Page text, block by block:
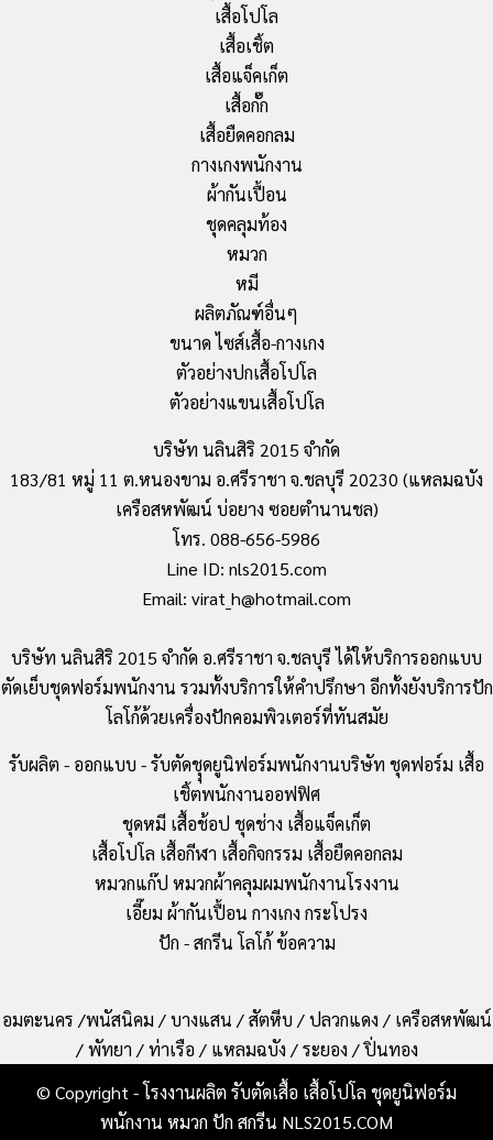
เสื้อโปโล
เสื้อเชิ้ต
เสื้อแจ็คเก็ต
เสื้อกั๊ก
เสื้อยืดคอกลม
กางเกงพนักงาน
ผ้ากันเปื้อน
ชุดคลุมท้อง
หมวก
หมี
ผลิตภัณฑ์อื่นๆ
ขนาด ไซส์เสื้อ-กางเกง
ตัวอย่างปกเสื้อโปโล
ตัวอย่างแขนเสื้อโปโล
บริษัท นลินสิริ 2015 จำกัด
183/81 หมู่ 11 ต.หนองขาม อ.ศรีราชา จ.ชลบุรี 20230 (แหลมฉบัง
เครือสหพัฒน์ บ่อยาง ซอยตำนานชล)
โทร. 088-656-5986
Line ID: nls2015.com
Email: virat_h@hotmail.com
บริษัท นลินสิริ 2015 จำกัด อ.ศรีราชา จ.ชลบุรี ได้ให้บริการออกแบบ
ตัดเย็บชุดฟอร์มพนักงาน รวมทั้งบริการให้คำปรึกษา อีกทั้งยังบริการปัก
โลโก้ด้วยเครื่องปักคอมพิวเตอร์ที่ทันสมัย
รับผลิต - ออกแบบ - รับตัดชุุดยูนิฟอร์มพนักงานบริษัท ชุดฟอร์ม เสื้อ
เชิ้ตพนักงานออฟฟิศ
ชุดหมี เสื้อช้อป ชุดช่าง เสื้อแจ็คเก็ต
เสื้อโปโล เสื้อกีฬา เสื้อกิจกรรม เสื้อยืดคอกลม
หมวกแก๊ป หมวกผ้าคลุมผมพนักงานโรงงาน
เอี๊ยม ผ้ากันเปื้อน กางเกง กระโปรง
ปัก - สกรีน โลโก้ ข้อความ
อมตะนคร /พนัสนิคม / บางแสน / สัตหีบ / ปลวกแดง / เครือสหพัฒน์
/ พัทยา / ท่าเรือ / แหลมฉบัง / ระยอง / ปิ่นทอง
© Copyright - โรงงานผลิต รับตัดเสื้อ เสื้อโปโล ชุดยูนิฟอร์ม
พนักงาน หมวก ปัก สกรีน NLS2015.COM